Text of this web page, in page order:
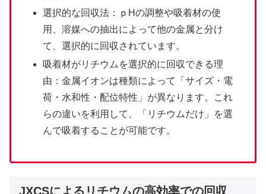
選択的な回収法：ｐHの調整や吸着材の使
用、溶媒への抽出によって他の金属と分け
て、選択的に回収されています。
吸着材がリチウムを選択的に回収できる理
由：金属イオンは種類によって「サイズ・電
荷・水和性・配位特性」が異なります。これ
らの違いを利用して、「リチウムだけ」を選
んで吸着することが可能です。
JXCSによるリチウムの高効率での回収